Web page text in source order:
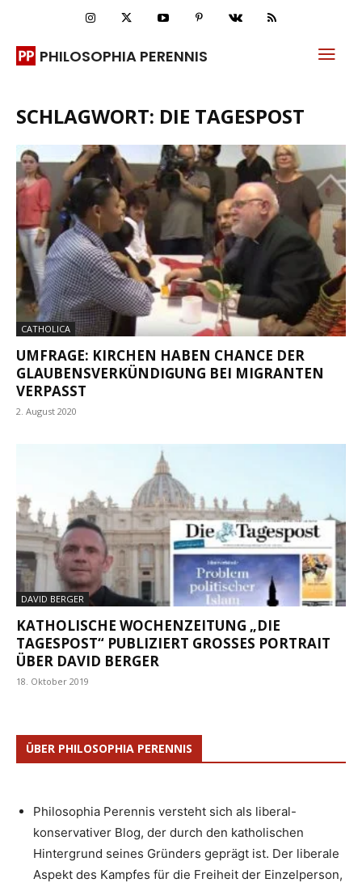
PHILOSOPHIA PERENNIS
SCHLAGWORT: DIE TAGESPOST
CATHOLICA
UMFRAGE: KIRCHEN HABEN CHANCE DER
GLAUBENSVERKÜNDIGUNG BEI MIGRANTEN
VERPASST
2. August 2020
DAVID BERGER
KATHOLISCHE WOCHENZEITUNG „DIE
TAGESPOST“ PUBLIZIERT GROSSES PORTRAIT Ü
BER DAVID BERGER
18. Oktober 2019
ÜBER PHILOSOPHIA PERENNIS
Philosophia Perennis versteht sich als liberal-
konservativer Blog, der durch den katholischen
Hintergrund seines Gründers geprägt ist. Der liberale
Aspekt des Kampfes für die Freiheit der Einzelperson,